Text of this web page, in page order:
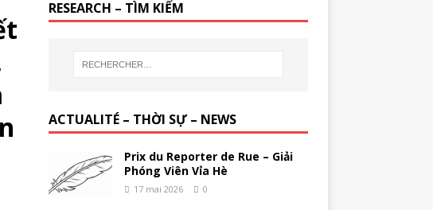
RESEARCH – TÌM KIẾM
ACTUALITÉ – THỜI SỰ – NEWS
Prix du Reporter de Rue – Giải
Phóng Viên Vỉa Hè
17 mai 2026 0